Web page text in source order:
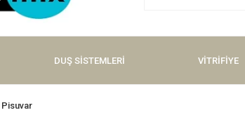
DUŞ SİSTEMLERİ VİTRİFİYE
Pisuvar